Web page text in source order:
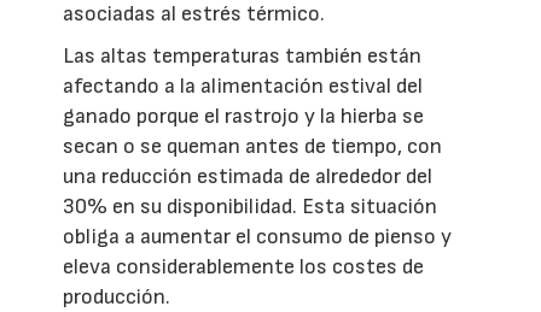
asociadas al estrés térmico.
Las altas temperaturas también están
afectando a la alimentación estival del
ganado porque el rastrojo y la hierba se
secan o se queman antes de tiempo, con
una reducción estimada de alrededor del
30% en su disponibilidad. Esta situación
obliga a aumentar el consumo de pienso y
eleva considerablemente los costes de
producción.